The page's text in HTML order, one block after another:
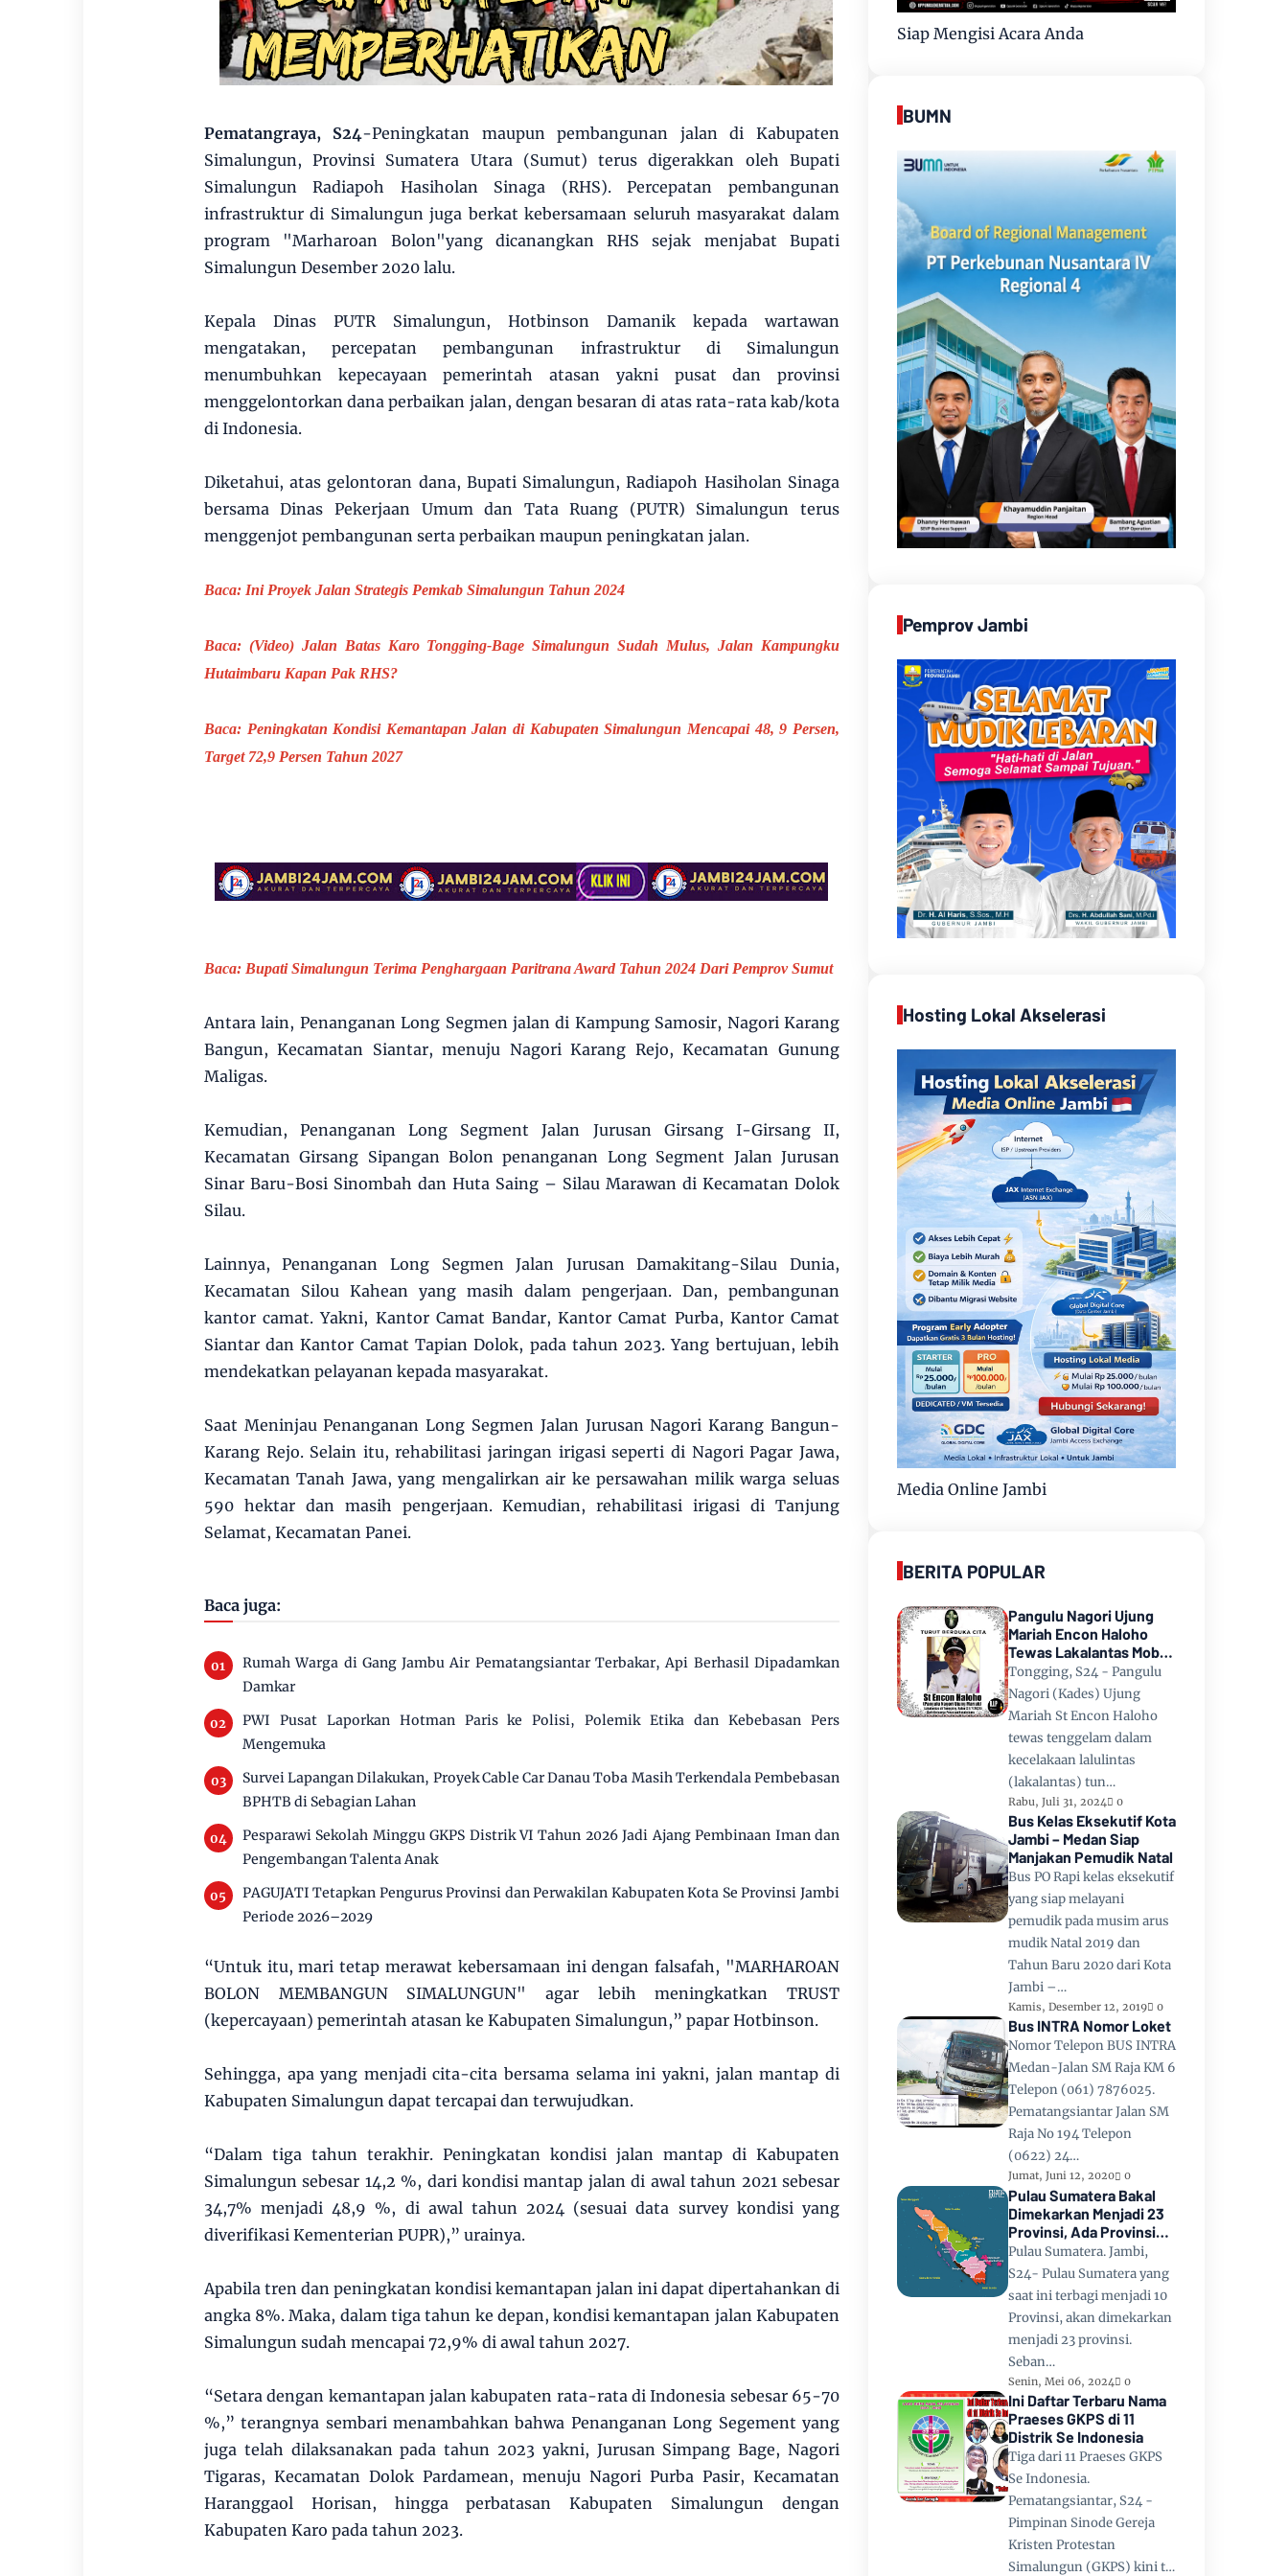
Pematangraya, S24-Peningkatan maupun pembangunan jalan di Kabupaten
Simalungun, Provinsi Sumatera Utara (Sumut) terus digerakkan oleh Bupati
Simalungun Radiapoh Hasiholan Sinaga (RHS). Percepatan pembangunan
infrastruktur di Simalungun juga berkat kebersamaan seluruh masyarakat dalam
program "Marharoan Bolon"yang dicanangkan RHS sejak menjabat Bupati
Simalungun Desember 2020 lalu.
Kepala Dinas PUTR Simalungun, Hotbinson Damanik kepada wartawan
mengatakan, percepatan pembangunan infrastruktur di Simalungun
menumbuhkan kepecayaan pemerintah atasan yakni pusat dan provinsi
menggelontorkan dana perbaikan jalan, dengan besaran di atas rata-rata kab/kota
di Indonesia.
Diketahui, atas gelontoran dana, Bupati Simalungun, Radiapoh Hasiholan Sinaga
bersama Dinas Pekerjaan Umum dan Tata Ruang (PUTR) Simalungun terus
menggenjot pembangunan serta perbaikan maupun peningkatan jalan.
Baca: Ini Proyek Jalan Strategis Pemkab Simalungun Tahun 2024
Baca: (Video) Jalan Batas Karo Tongging-Bage Simalungun Sudah Mulus, Jalan Kampungku
Hutaimbaru Kapan Pak RHS?
Baca: Peningkatan Kondisi Kemantapan Jalan di Kabupaten Simalungun Mencapai 48, 9 Persen,
Target 72,9 Persen Tahun 2027
Baca: Bupati Simalungun Terima Penghargaan Paritrana Award Tahun 2024 Dari Pemprov Sumut
Antara lain, Penanganan Long Segmen jalan di Kampung Samosir, Nagori Karang
Bangun, Kecamatan Siantar, menuju Nagori Karang Rejo, Kecamatan Gunung
Maligas.
Kemudian, Penanganan Long Segment Jalan Jurusan Girsang I-Girsang II,
Kecamatan Girsang Sipangan Bolon penanganan Long Segment Jalan Jurusan
Sinar Baru-Bosi Sinombah dan Huta Saing – Silau Marawan di Kecamatan Dolok
Silau.
Lainnya, Penanganan Long Segmen Jalan Jurusan Damakitang-Silau Dunia,
Kecamatan Silou Kahean yang masih dalam pengerjaan. Dan, pembangunan
kantor camat. Yakni, Kantor Camat Bandar, Kantor Camat Purba, Kantor Camat
Siantar dan Kantor Camat Tapian Dolok, pada tahun 2023. Yang bertujuan, lebih
mendekatkan pelayanan kepada masyarakat.
Saat Meninjau Penanganan Long Segmen Jalan Jurusan Nagori Karang Bangun-
Karang Rejo. Selain itu, rehabilitasi jaringan irigasi seperti di Nagori Pagar Jawa,
Kecamatan Tanah Jawa, yang mengalirkan air ke persawahan milik warga seluas
590 hektar dan masih pengerjaan. Kemudian, rehabilitasi irigasi di Tanjung
Selamat, Kecamatan Panei.
Baca juga:
Rumah Warga di Gang Jambu Air Pematangsiantar Terbakar, Api Berhasil Dipadamkan
Damkar
PWI Pusat Laporkan Hotman Paris ke Polisi, Polemik Etika dan Kebebasan Pers
Mengemuka
Survei Lapangan Dilakukan, Proyek Cable Car Danau Toba Masih Terkendala Pembebasan
BPHTB di Sebagian Lahan
Pesparawi Sekolah Minggu GKPS Distrik VI Tahun 2026 Jadi Ajang Pembinaan Iman dan
Pengembangan Talenta Anak
PAGUJATI Tetapkan Pengurus Provinsi dan Perwakilan Kabupaten Kota Se Provinsi Jambi
Periode 2026–2029
“Untuk itu, mari tetap merawat kebersamaan ini dengan falsafah, "MARHAROAN
BOLON MEMBANGUN SIMALUNGUN" agar lebih meningkatkan TRUST
(kepercayaan) pemerintah atasan ke Kabupaten Simalungun,” papar Hotbinson.
Sehingga, apa yang menjadi cita-cita bersama selama ini yakni, jalan mantap di
Kabupaten Simalungun dapat tercapai dan terwujudkan.
“Dalam tiga tahun terakhir. Peningkatan kondisi jalan mantap di Kabupaten
Simalungun sebesar 14,2 %, dari kondisi mantap jalan di awal tahun 2021 sebesar
34,7% menjadi 48,9 %, di awal tahun 2024 (sesuai data survey kondisi yang
diverifikasi Kementerian PUPR),” urainya.
Apabila tren dan peningkatan kondisi kemantapan jalan ini dapat dipertahankan di
angka 8%. Maka, dalam tiga tahun ke depan, kondisi kemantapan jalan Kabupaten
Simalungun sudah mencapai 72,9% di awal tahun 2027.
“Setara dengan kemantapan jalan kabupaten rata-rata di Indonesia sebesar 65-70
%,” terangnya sembari menambahkan bahwa Penanganan Long Segement yang
juga telah dilaksanakan pada tahun 2023 yakni, Jurusan Simpang Bage, Nagori
Tigaras, Kecamatan Dolok Pardamean, menuju Nagori Purba Pasir, Kecamatan
Haranggaol Horisan, hingga perbatasan Kabupaten Simalungun dengan
Kabupaten Karo pada tahun 2023.
Siap Mengisi Acara Anda
BUMN
Pemprov Jambi
Hosting Lokal Akselerasi
Media Online Jambi
BERITA POPULAR
Pangulu Nagori Ujung
Mariah Encon Haloho
Tewas Lakalantas Mobil
Terjun ke Danau Toba di
Tongging
Tongging, S24 - Pangulu
Nagori (Kades) Ujung
Mariah St Encon Haloho
tewas tenggelam dalam
kecelakaan lalulintas
(lakalantas) tun…
Rabu, Juli 31, 2024 0
Bus Kelas Eksekutif Kota
Jambi – Medan Siap
Manjakan Pemudik Natal
Bus PO Rapi kelas eksekutif
yang siap melayani
pemudik pada musim arus
mudik Natal 2019 dan
Tahun Baru 2020 dari Kota
Jambi –…
Kamis, Desember 12, 2019 0
Bus INTRA Nomor Loket
Nomor Telepon BUS INTRA
Medan-Jalan SM Raja KM 6
Telepon (061) 7876025.
Pematangsiantar Jalan SM
Raja No 194 Telepon
(0622) 24…
Jumat, Juni 12, 2020 0
Pulau Sumatera Bakal
Dimekarkan Menjadi 23
Provinsi, Ada Provinsi
Toba Raya dan Provinsi
Tapanuli
Pulau Sumatera. Jambi,
S24- Pulau Sumatera yang
saat ini terbagi menjadi 10
Provinsi, akan dimekarkan
menjadi 23 provinsi.
Seban…
Senin, Mei 06, 2024 0
Ini Daftar Terbaru Nama
Praeses GKPS di 11
Distrik Se Indonesia
Tiga dari 11 Praeses GKPS
Se Indonesia.
Pematangsiantar, S24 -
Pimpinan Sinode Gereja
Kristen Protestan
Simalungun (GKPS) kini t…